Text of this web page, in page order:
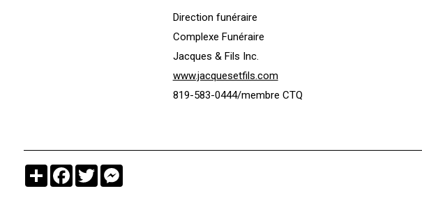
Direction funéraire
Complexe Funéraire
Jacques & Fils Inc.
www.jacquesetfils.com
819-583-0444/membre CTQ
PartagerFacebook
TwitterMessenger